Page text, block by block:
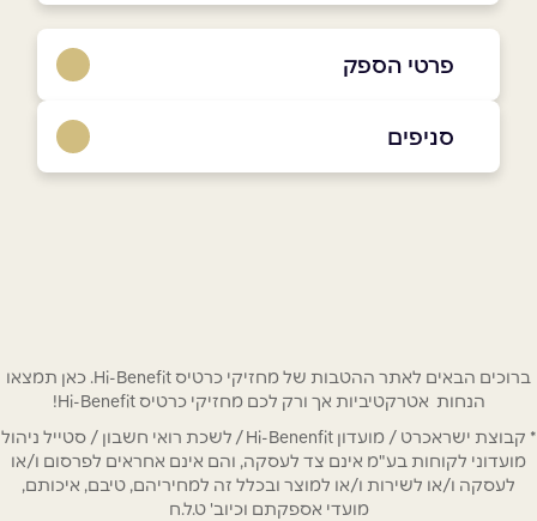
פרטי הספק
שם מלא*
טלפון
סניפים
מתחם רוגובין המחקר 3
כפר סבא
ברוכים הבאים לאתר ההטבות של מחזיקי כרטיס Hi-Benefit. כאן תמצאו
הנחות אטרקטיביות אך ורק לכם מחזיקי כרטיס Hi-Benefit!
* קבוצת ישראכרט / מועדון Hi-Benenfit / לשכת רואי חשבון / סטייל ניהול
מועדוני לקוחות בע"מ אינם צד לעסקה, והם אינם אחראים לפרסום ו/או
לעסקה ו/או לשירות ו/או למוצר ובכלל זה למחיריהם, טיבם, איכותם,
מועדי אספקתם וכיוב' ט.ל.ח